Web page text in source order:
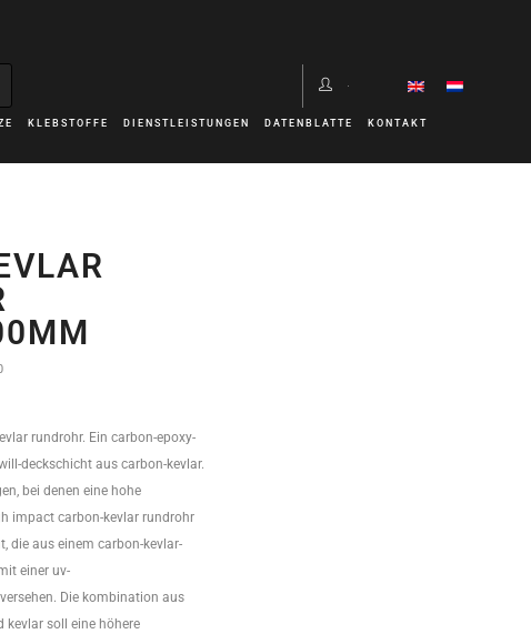
KLEBSTOFFE DIENSTLEISTUNGEN DATENBLATTE KONTAKT
rundrohr. Ein carbon-epoxy-
deckschicht aus carbon-kevlar.
bei denen eine hohe
impact carbon-kevlar rundrohr
die aus einem carbon-kevlar-
einer uv-
Die kombination aus
soll eine höhere